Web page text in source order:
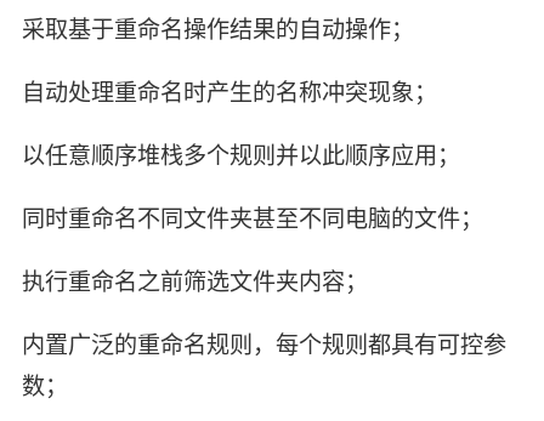
采取基于重命名操作结果的自动操作；
自动处理重命名时产生的名称冲突现象；
以任意顺序堆栈多个规则并以此顺序应用；
同时重命名不同文件夹甚至不同电脑的文件；
执行重命名之前筛选文件夹内容；
内置广泛的重命名规则，每个规则都具有可控参
数；